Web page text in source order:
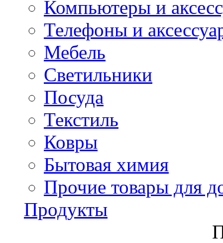
Компьютеры и
Телефоны и
Мебель
Светильники
Посуда
Текстиль
Ковры
Бытовая химия
Прочие товары для
Продукты